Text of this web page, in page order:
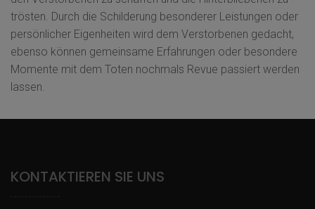
trösten. Durch die Schilderung besonderer Leistungen oder
persönlicher Eigenheiten wird dem Verstorbenen gedacht,
ebenso können gemeinsame Erfahrungen oder besondere
Momente mit dem Toten nochmals Revue passiert werden
lassen.
KONTAKTIEREN SIE UNS